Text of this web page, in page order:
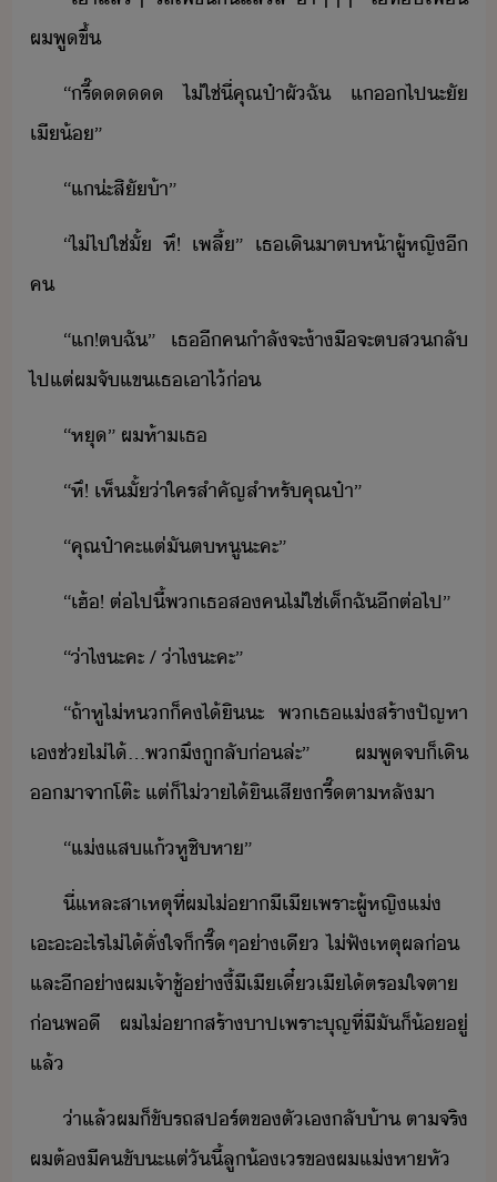
ผ​พู​ขึ้
“​รี๊​ ​ไ่ใช่​ี่​คุณ​ป๋า​ผั​ฉั​ ​แ​​ไป​ะั​
เี้​”​
“​แ​่ะ​สิั​้า​”
“​ไ่​ไป​ใช่​ั้​ ​หึ​!​ ​เพลี้​”​ ​เธ​เิ​าต​ห้า​ผู้หญิ​ี​
ค
“​แ​!​ต​ฉั​”​ ​เธ​ี​ค​ำลัจะ​้า​ื​จะ​ต​ส​ลั​
ไป​แต่​ผ​จั​แข​เธ​เาไ้​่
“​หุ​”​ ​ผ​ห้า​เธ
“​หึ​!​ ​เห็​ั้​่า​ใคร​สำคัญ​สำหรั​คุณ​ป๋า​”
“​คุณ​ป๋า​คะ​แต่​ัต​หู​ะคะ​”
“​เฮ้​!​ ​ต่ไปี้​พ​เธ​ส​ค​ไ่ใช่​เ็​ฉั​ีต่ไป​”
“​่า​ไ​ะคะ​ ​/​ ​่า​ไ​ะคะ​”
“​ถ้า​หู​ไ่​ห​็​คไ้​ิ​ะ​ ​พ​เธ​แ่​สร้า​ปัญหา​
เ​ช่ไ่ไ้​…​พ​ึ​ู​ลั​่​ล่ะ​”​ ​ผ​พู​จ​็​เิ​
า​จา​โต๊ะ​ ​แต่​็​ไ่า​ไ้ิ​เสี​รี๊​ตาหลั​า
“​แ่​แส​แ้หู​ชิหา​”
ี่แหละ​สาเหตุ​ที่​ผ​ไ่​า​ี​เี​เพราะ​ผู้หญิ​แ่​
เะะ​ะไร​ไ่ไ้​ั่​ใจ​็​รี๊​ๆ​่า​เี​ ​ไ่​ฟั​เหตุผล​่​ ​
และ​ี​่า​ผ​เจ้าชู้​่าี้​ี​เี​เี๋​เี​ไ้​ตรใจ​ตา​
่​พี​ ​ผ​ไ่​า​สร้า​าป​เพราะ​ุญที​่​ี​ั​็​้​ู่​
แล้
่า​แล้​ผ​็​ขัรถ​สปร์ต​ข​ตัเ​ลั้า​ ​ตาจริ​
ผ​ต้​ี​คขั​ะ​แต่​ัี้​ลู้​เร​ข​ผ​แ่​หาหั​